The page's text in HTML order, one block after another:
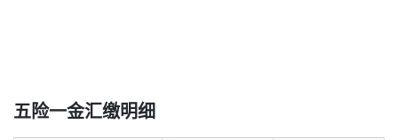
五险一金汇缴明细